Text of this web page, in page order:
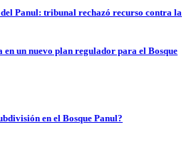
Panul: tribunal rechazó recurso contra la
un nuevo plan regulador para el Bosque
en el Bosque Panul?